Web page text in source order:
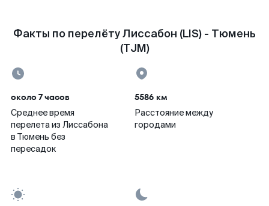
Факты по перелёту Лиссабон (LIS) - Тюмень
(TJM)
около 7 часов
Среднее время
перелета из Лиссабона
в Тюмень без
пересадок
5586 км
Расстояние между
городами